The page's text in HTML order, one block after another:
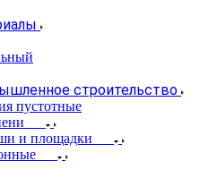
строительство
пустотные
и площадки